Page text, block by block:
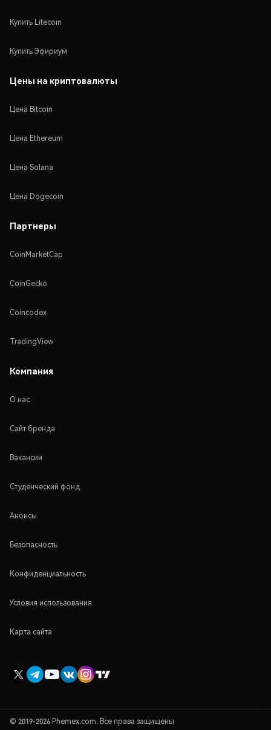
Купить Litecoin
Купить Эфириум
Цены на криптовалюты
Цена Bitcoin
Цена Ethereum
Цена Solana
Цена Dogecoin
Партнеры
CoinMarketCap
CoinGecko
Coincodex
TradingView
Компания
О нас
Сайт бренда
Вакансии
Студенческий фонд
Анонсы
Безопасность
Конфиденциальность
Условия использования
Карта сайта
© 2019-2026 Phemex.com. Все права защищены